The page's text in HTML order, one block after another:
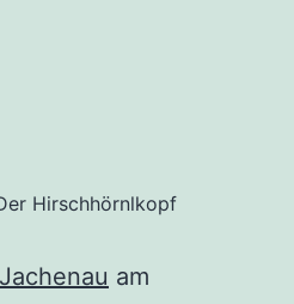
Hirschhörnlkopf
Jachenau am